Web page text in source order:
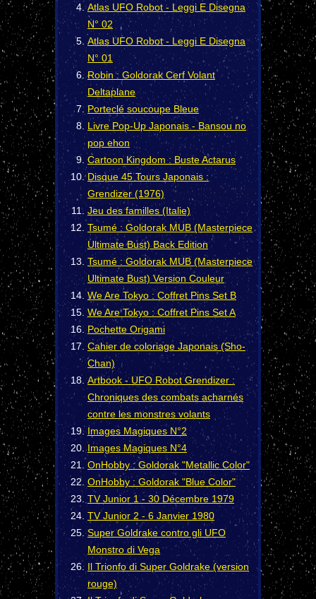
Atlas UFO Robot - Leggi E Disegna
N° 02
Atlas UFO Robot - Leggi E Disegna
N° 01
Robin : Goldorak Cerf Volant
Deltaplane
Porteclé soucoupe Bleue
Livre Pop-Up Japonais - Bansou no
pop ehon
Cartoon Kingdom : Buste Actarus
Disque 45 Tours Japonais :
Grendizer (1976)
Jeu des familles (Italie)
Tsumé : Goldorak MUB (Masterpiece
Ultimate Bust) Back Edition
Tsumé : Goldorak MUB (Masterpiece
Ultimate Bust) Version Couleur
We Are Tokyo : Coffret Pins Set B
We Are Tokyo : Coffret Pins Set A
Pochette Origami
Cahier de coloriage Japonais (Sho-
Chan)
Artbook - UFO Robot Grendizer :
Chroniques des combats acharnés
contre les monstres volants
Images Magiques N°2
Images Magiques N°4
OnHobby : Goldorak "Metallic Color"
OnHobby : Goldorak "Blue Color"
TV Junior 1 - 30 Décembre 1979
TV Junior 2 - 6 Janvier 1980
Super Goldrake contro gli UFO
Monstro di Vega
Il Trionfo di Super Goldrake (version
rouge)